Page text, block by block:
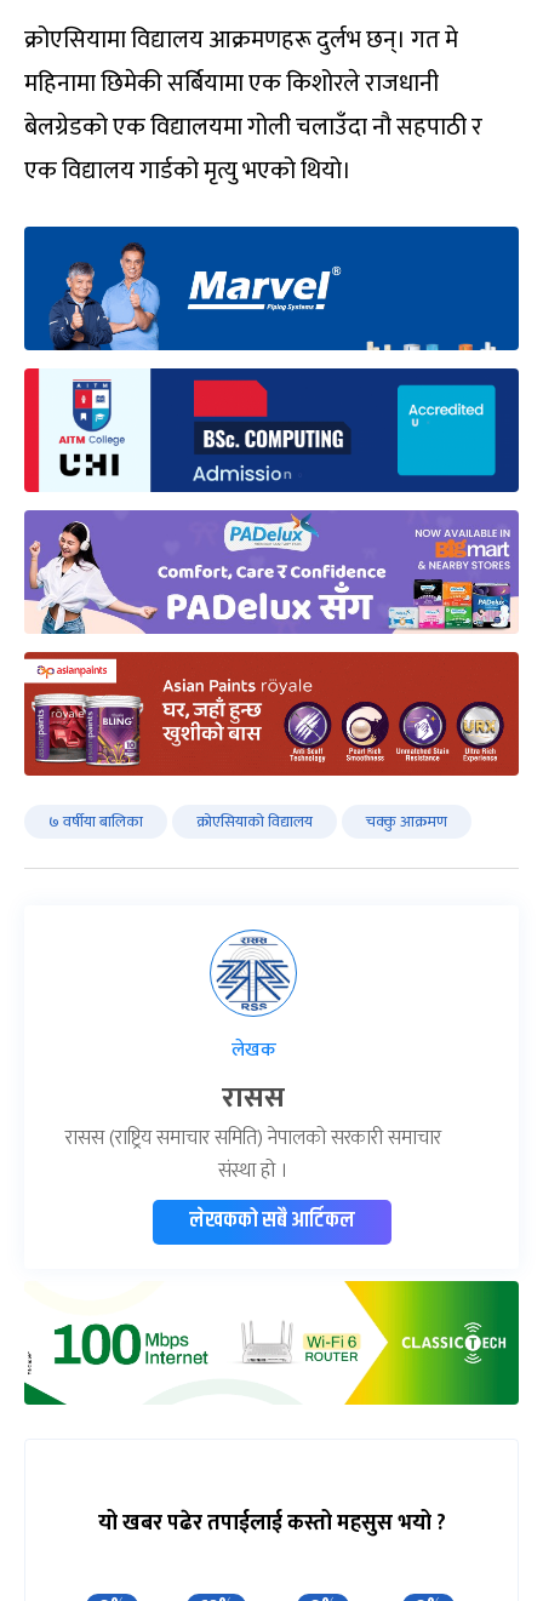
क्रोएसियामा विद्यालय आक्रमणहरू दुर्लभ छन्। गत मे
महिनामा छिमेकी सर्बियामा एक किशोरले राजधानी
बेलग्रेडको एक विद्यालयमा गोली चलाउँदा नौ सहपाठी र
एक विद्यालय गार्डको मृत्यु भएको थियो।
७ वर्षीया बालिका क्रोएसियाको विद्यालय चक्कु आक्रमण
लेखक
रासस
रासस (राष्ट्रिय समाचार समिति) नेपालको सरकारी समाचार
संस्था हो ।
लेखकको सबै आर्टिकल
यो खबर पढेर तपाईलाई कस्तो महसुस भयो ?